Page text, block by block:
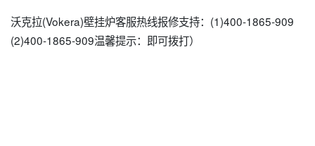
沃克拉(Vokera)壁挂炉客服热线报修支持：(1)400-1865-909
(2)400-1865-909温馨提示：即可拨打）